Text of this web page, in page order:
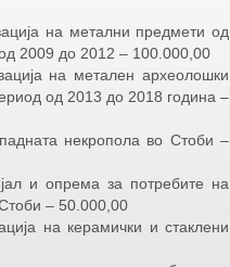
на метални предмети од
2009 до 2012 – 100.000,00
на метален археолошки
од 2013 до 2018 година –
некропола во Стоби –
опрема за потребите на
– 50.000,00
на керамички и стаклени